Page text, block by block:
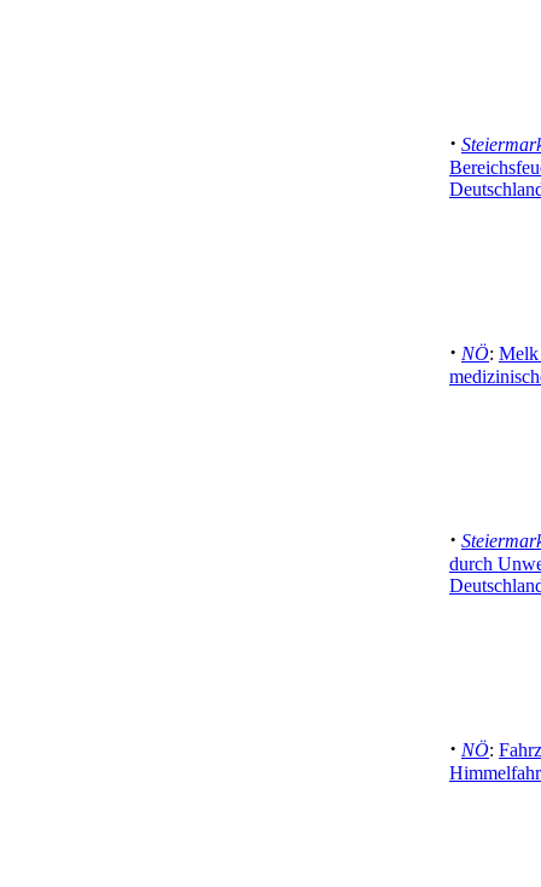
·
· NÖ: Melk
·
durch
· NÖ: